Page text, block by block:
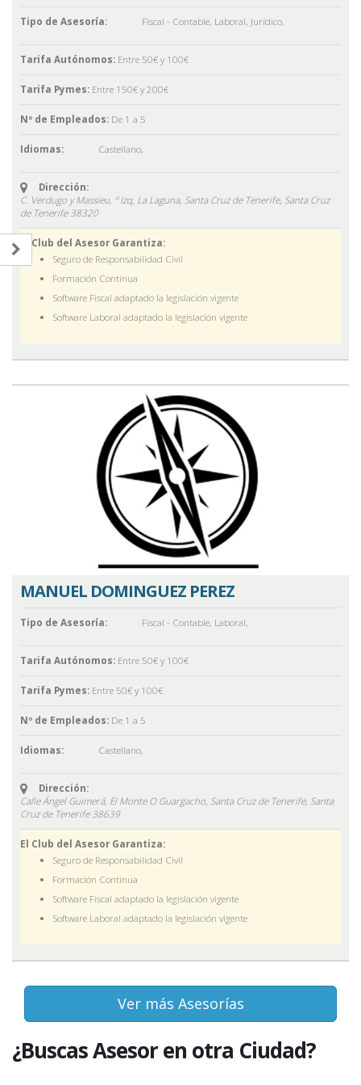
Tipo de Asesoría: Fiscal - Contable, Laboral, Jurídico,
Tarifa Autónomos: Entre 50€ y 100€
Tarifa Pymes: Entre 150€ y 200€
Nº de Empleados: De 1 a 5
Idiomas: Castellano,
Dirección:
C. Verdugo y Massieu, º Izq, La Laguna, Santa Cruz de Tenerife, Santa Cruz
de Tenerife 38320
El Club del Asesor Garantiza:
Seguro de Responsabilidad Civil
Formación Continua
Software Fiscal adaptado la legislación vigente
Software Laboral adaptado la legislación vigente
MANUEL DOMINGUEZ PEREZ
Tipo de Asesoría: Fiscal - Contable, Laboral,
Tarifa Autónomos: Entre 50€ y 100€
Tarifa Pymes: Entre 50€ y 100€
Nº de Empleados: De 1 a 5
Idiomas: Castellano,
Dirección:
Calle Ángel Guimerá, El Monte O Guargacho, Santa Cruz de Tenerife, Santa
Cruz de Tenerife 38639
El Club del Asesor Garantiza:
Seguro de Responsabilidad Civil
Formación Continua
Software Fiscal adaptado la legislación vigente
Software Laboral adaptado la legislación vigente
Ver más Asesorías
¿Buscas Asesor en otra Ciudad?